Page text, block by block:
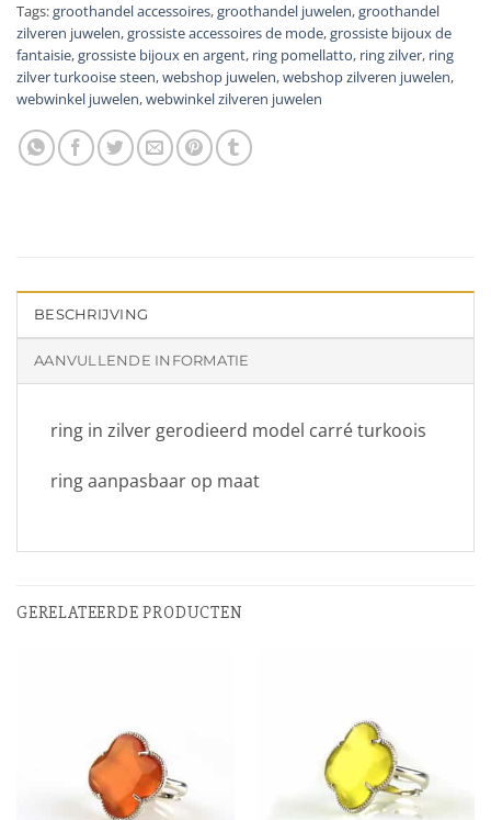
Tags:groothandel accessoires,groothandel juwelen,groothandel
zilveren juwelen,grossiste accessoires de mode,grossiste bijoux de
fantaisie,grossiste bijoux en argent, ring pomellatto, ring zilver, ring
zilver turkooise steen,webshop juwelen,webshop zilveren juwelen,
webwinkel juwelen,webwinkel zilveren juwelen
BESCHRIJVING
AANVULLENDE INFORMATIE
ring in zilver gerodieerd model carré turkoois
ring aanpasbaar op maat
GERELATEERDE PRODUCTEN